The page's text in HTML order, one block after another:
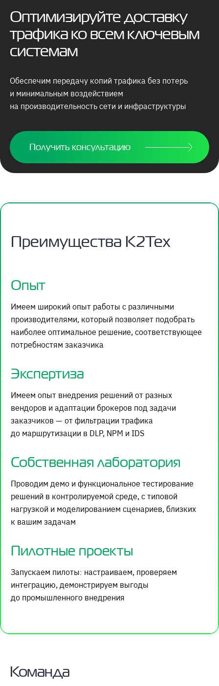
Оптимизируйте доставку
трафика ко всем ключевым
системам
Обеспечим передачу копий трафика без потерь
и минимальным воздействием
на производительность сети и инфраструктуры
Получить консультацию
Преимущества К2Тех
Опыт
Имеем широкий опыт работы с различными
производителями, который позволяет подобрать
наиболее оптимальное решение, соответствующее
потребностям заказчика
Экспертиза
Имеем опыт внедрения решений от разных
вендоров и адаптации брокеров под задачи
заказчиков — от фильтрации трафика
до маршрутизации в DLP, NPM и IDS
Собственная лаборатория
Проводим демо и функциональное тестирование
решений в контролируемой среде, с типовой
нагрузкой и моделированием сценариев, близких
к вашим задачам
Пилотные проекты
Запускаем пилоты: настраиваем, проверяем
интеграцию, демонстрируем выгоды
до промышленного внедрения
Команда